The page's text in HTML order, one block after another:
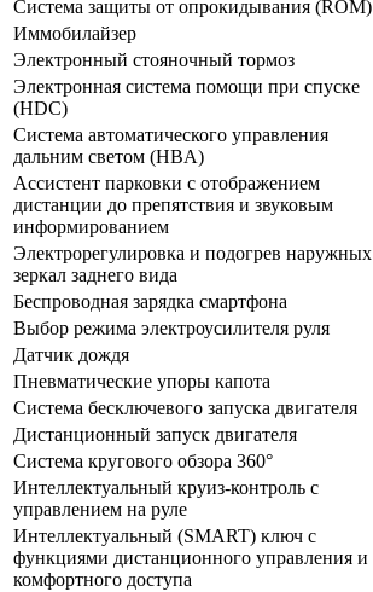
Система защиты от опрокидывания (ROM)
Иммобилайзер
Электронный стояночный тормоз
Электронная система помощи при спуске
(HDC)
Система автоматического управления
дальним светом (HBA)
Ассистент парковки с отображением
дистанции до препятствия и звуковым
информированием
Электрорегулировка и подогрев наружных
зеркал заднего вида
Беспроводная зарядка смартфона
Выбор режима электроусилителя руля
Датчик дождя
Пневматические упоры капота
Система бесключевого запуска двигателя
Дистанционный запуск двигателя
Система кругового обзора 360°
Интеллектуальный круиз-контроль с
управлением на руле
Интеллектуальный (SMART) ключ с
функциями дистанционного управления и
комфортного доступа